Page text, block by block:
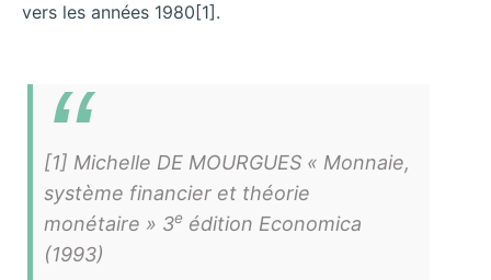
vers les années 1980[1].
[1] Michelle DE MOURGUES « Monnaie,
système financier et théorie
monétaire » 3e édition Economica
(1993)